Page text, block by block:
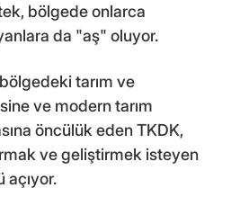
bölgede onlarca
da "aş" oluyor.
tarım ve
ve modern tarım
öncülük eden TKDK,
ve geliştirmek isteyen
açıyor.